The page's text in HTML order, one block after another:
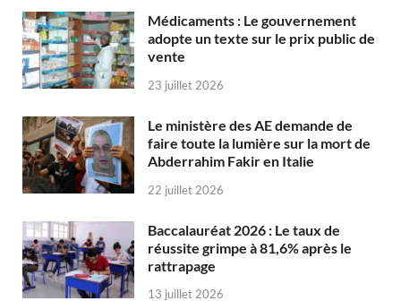
Médicaments : Le gouvernement
adopte un texte sur le prix public de
vente
23 juillet 2026
Le ministère des AE demande de
faire toute la lumière sur la mort de
Abderrahim Fakir en Italie
22 juillet 2026
Baccalauréat 2026 : Le taux de
réussite grimpe à 81,6% après le
rattrapage
13 juillet 2026